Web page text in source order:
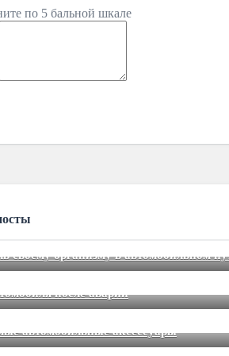
по 5 бальной шкале
своему организму в автомобильном
после аварии
автомобильные аксессуары